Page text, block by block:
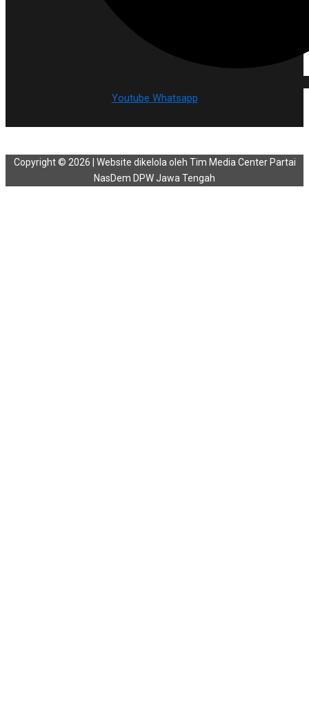
Youtube Whatsapp
Copyright © 2026 | Website dikelola oleh Tim Media Center Partai
NasDem DPW Jawa Tengah